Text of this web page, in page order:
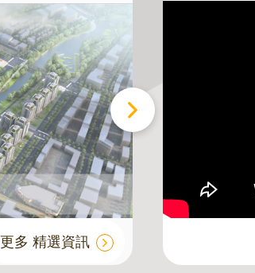
更多 精選資訊